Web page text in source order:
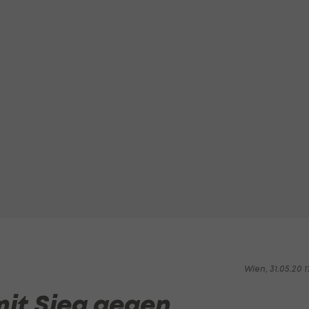
Wien, 31.05.20